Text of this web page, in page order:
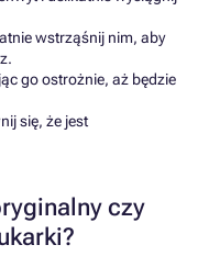
wstrząśnij nim, aby
go ostrożnie, aż będzie
się, że jest
czy